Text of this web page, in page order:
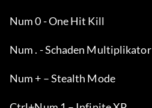
Num 0 - One Hit Kill
Num . - Schaden Multiplikator
Num + – Stealth Mode